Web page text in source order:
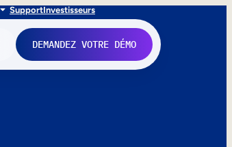
SupportInvestisseurs
DEMANDEZ VOTRE DÉMO